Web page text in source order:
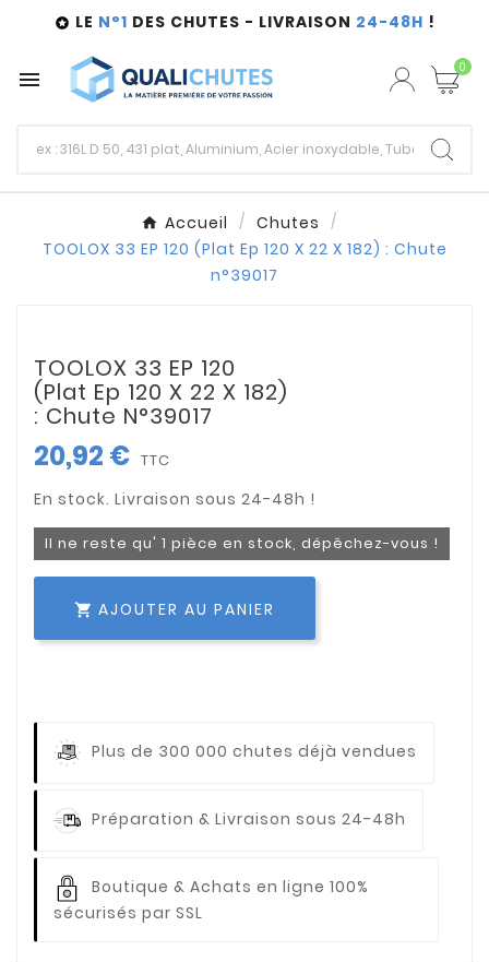
 LE N°1 DES CHUTES - LIVRAISON 24-48H !
 0
Accueil
Chutes
TOOLOX 33 EP 120 (Plat Ep 120 X 22 X 182) : Chute
n°39017
TOOLOX 33 EP 120
(Plat Ep 120 X 22 X 182)
: Chute N°39017
20,92 € TTC
Il ne reste qu' 1 pièce en stock, dépêchez-vous !
 AJOUTER AU PANIER
Plus de 300 000 chutes déjà vendues
Préparation & Livraison sous 24-48h
Boutique & Achats en ligne 100%
sécurisés par SSL